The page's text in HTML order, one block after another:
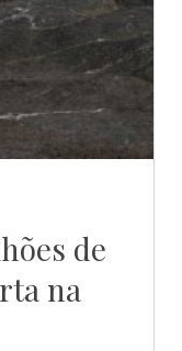
de
na